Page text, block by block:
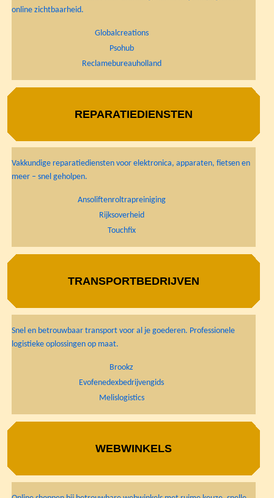
online zichtbaarheid.
Globalcreations
Psohub
Reclamebureauholland
REPARATIEDIENSTEN
Vakkundige reparatiediensten voor elektronica, apparaten, fietsen en
meer – snel geholpen.
Ansoliftenroltrapreiniging
Rijksoverheid
Touchfix
TRANSPORTBEDRIJVEN
Snel en betrouwbaar transport voor al je goederen. Professionele
logistieke oplossingen op maat.
Brookz
Evofenedexbedrijvengids
Melislogistics
WEBWINKELS